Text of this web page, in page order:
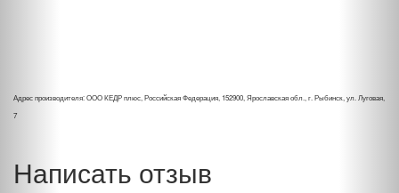
Адрес производителя: ООО КЕДР плюс, Российская Федерация, 152900, Ярославская обл., г. Рыбинск, ул. Луговая,
7
Написать отзыв